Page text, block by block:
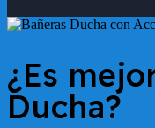
¿Es
Ducha?